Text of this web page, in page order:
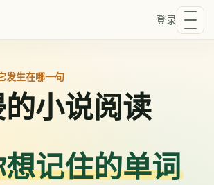
登录
发生在哪一句
小说阅读
记住的单词